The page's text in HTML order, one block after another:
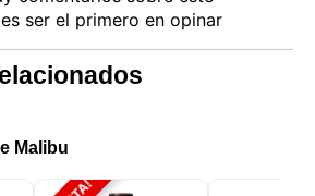
ser el primero en opinar
Malibu